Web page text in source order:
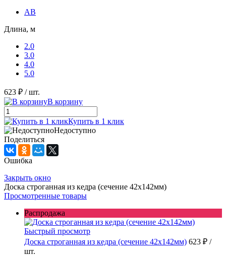
AB
Длина, м
2.0
3.0
4.0
5.0
623 ₽ / шт.
В корзину
Купить в 1 клик
Недоступно
Поделиться
Ошибка
Закрыть окно
Доска строганная из кедра (сечение 42x142мм)
Просмотренные товары
Распродажа
Быстрый просмотр
Доска строганная из кедра (сечение 42x142мм) 623 ₽ /
шт.